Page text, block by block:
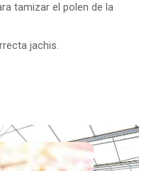
tamizar el polen de la
jachis.